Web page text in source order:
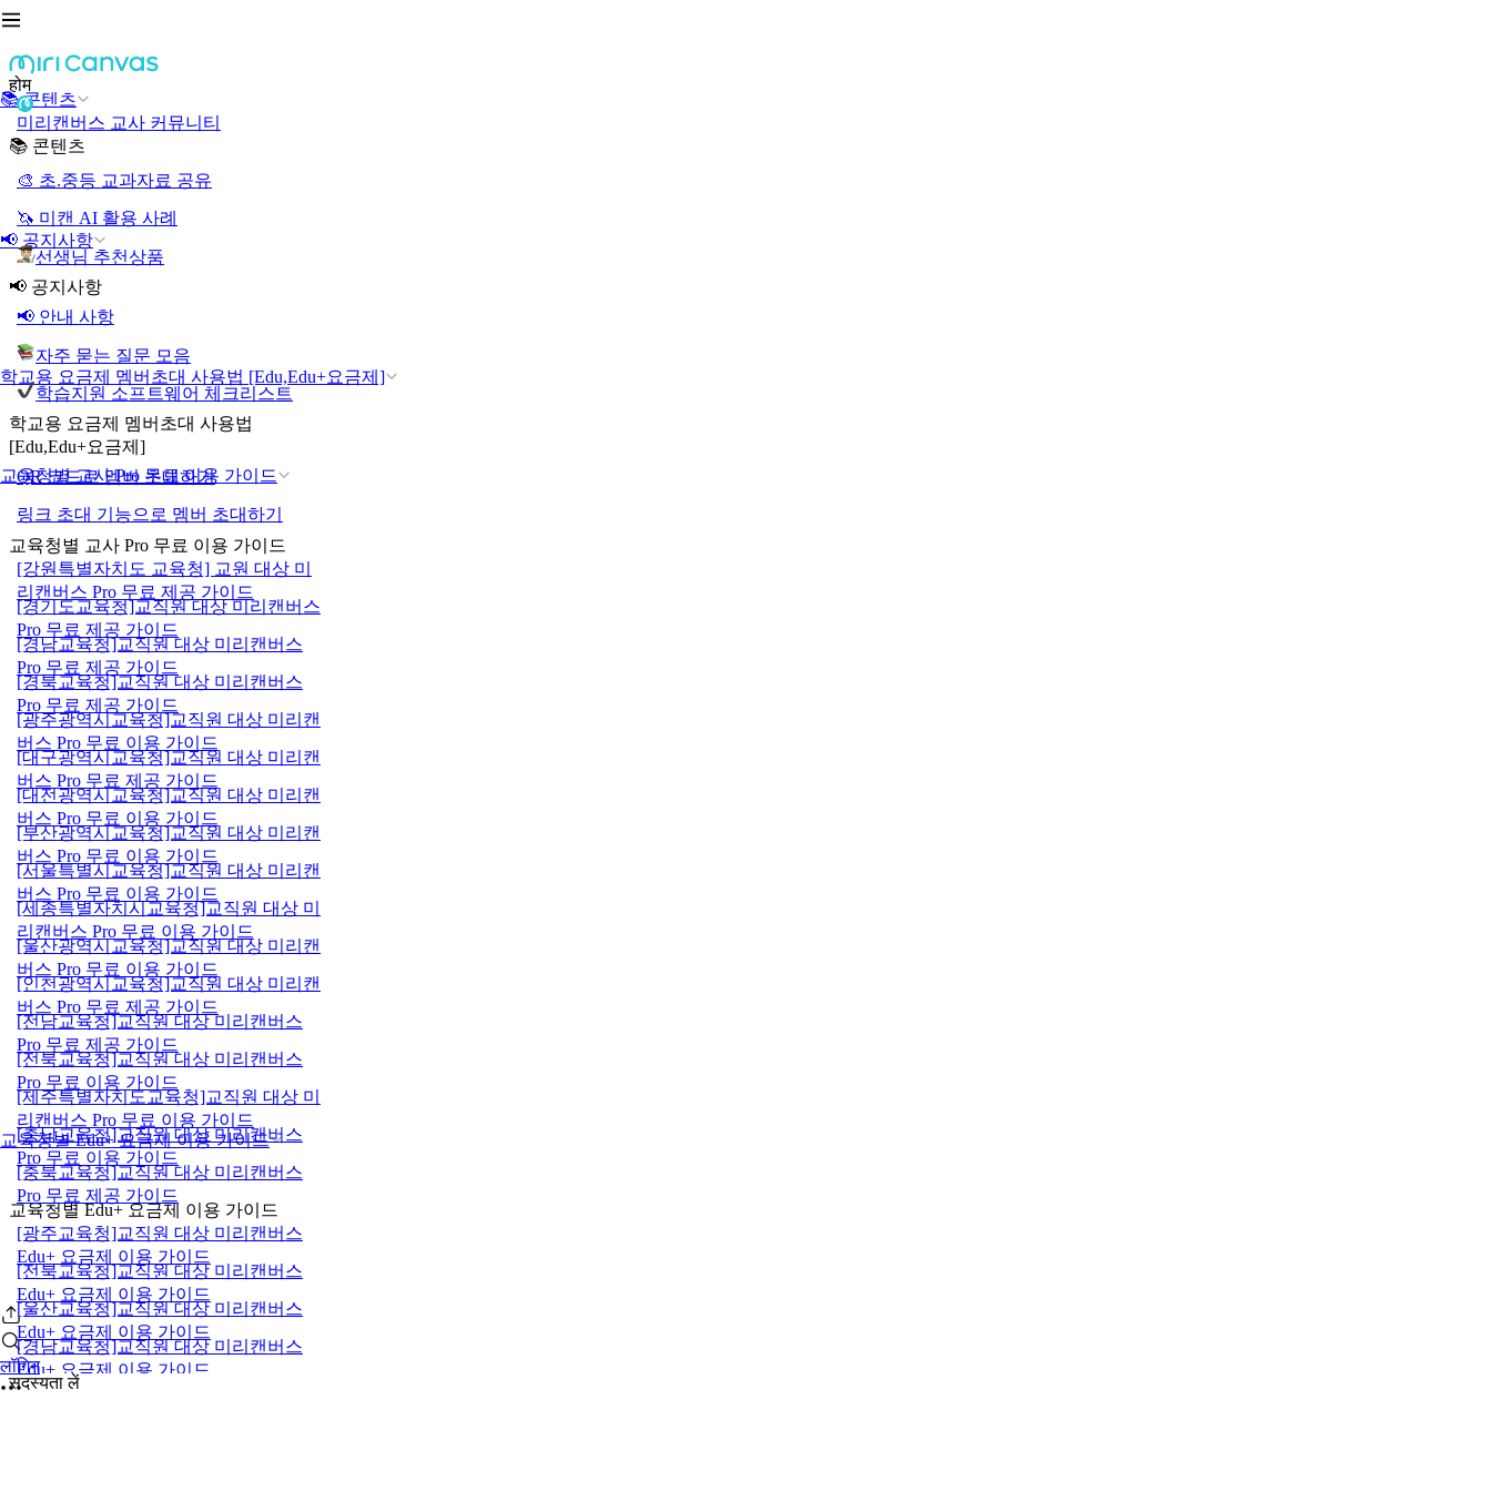
📚 콘텐츠
📢 공지사항
학교용 요금제 멤버초대 사용법 [Edu,Edu+요금제]
교육청별 교사 Pro 무료 이용 가이드
교육청별 Edu+ 요금제 이용 가이드
लॉगिन
होम
미리캔버스 교사 커뮤니티
📚 콘텐츠
🎨 초.중등 교과자료 공유
🦄 미캔 AI 활용 사례
선생님 추천상품
📢 공지사항
📢 안내 사항
자주 묻는 질문 모음
학습지원 소프트웨어 체크리스트
학교용 요금제 멤버초대 사용법
[Edu,Edu+요금제]
QR 코드로 멤버 초대하기
링크 초대 기능으로 멤버 초대하기
교육청별 교사 Pro 무료 이용 가이드
[강원특별자치도 교육청] 교원 대상 미
리캔버스 Pro 무료 제공 가이드
[경기도교육청]교직원 대상 미리캔버스
Pro 무료 제공 가이드
[경남교육청]교직원 대상 미리캔버스
Pro 무료 제공 가이드
[경북교육청]교직원 대상 미리캔버스
Pro 무료 제공 가이드
[광주광역시교육청]교직원 대상 미리캔
버스 Pro 무료 이용 가이드
[대구광역시교육청]교직원 대상 미리캔
버스 Pro 무료 제공 가이드
[대전광역시교육청]교직원 대상 미리캔
버스 Pro 무료 이용 가이드
[부산광역시교육청]교직원 대상 미리캔
버스 Pro 무료 이용 가이드
[서울특별시교육청]교직원 대상 미리캔
버스 Pro 무료 이용 가이드
[세종특별자치시교육청]교직원 대상 미
리캔버스 Pro 무료 이용 가이드
[울산광역시교육청]교직원 대상 미리캔
버스 Pro 무료 이용 가이드
[인천광역시교육청]교직원 대상 미리캔
버스 Pro 무료 제공 가이드
[전남교육청]교직원 대상 미리캔버스
Pro 무료 제공 가이드
[전북교육청]교직원 대상 미리캔버스
Pro 무료 이용 가이드
[제주특별자치도교육청]교직원 대상 미
리캔버스 Pro 무료 이용 가이드
[충남교육청]교직원 대상 미리캔버스
Pro 무료 이용 가이드
[충북교육청]교직원 대상 미리캔버스
Pro 무료 제공 가이드
교육청별 Edu+ 요금제 이용 가이드
[광주교육청]교직원 대상 미리캔버스
Edu+ 요금제 이용 가이드
[전북교육청]교직원 대상 미리캔버스
Edu+ 요금제 이용 가이드
[울산교육청]교직원 대상 미리캔버스
Edu+ 요금제 이용 가이드
[경남교육청]교직원 대상 미리캔버스
Edu+ 요금제 이용 가이드
सदस्यता लें